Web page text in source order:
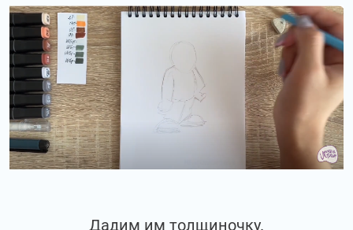
Дадим им толщиночку.